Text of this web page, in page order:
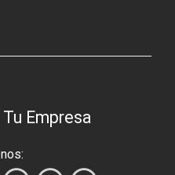
Empresa